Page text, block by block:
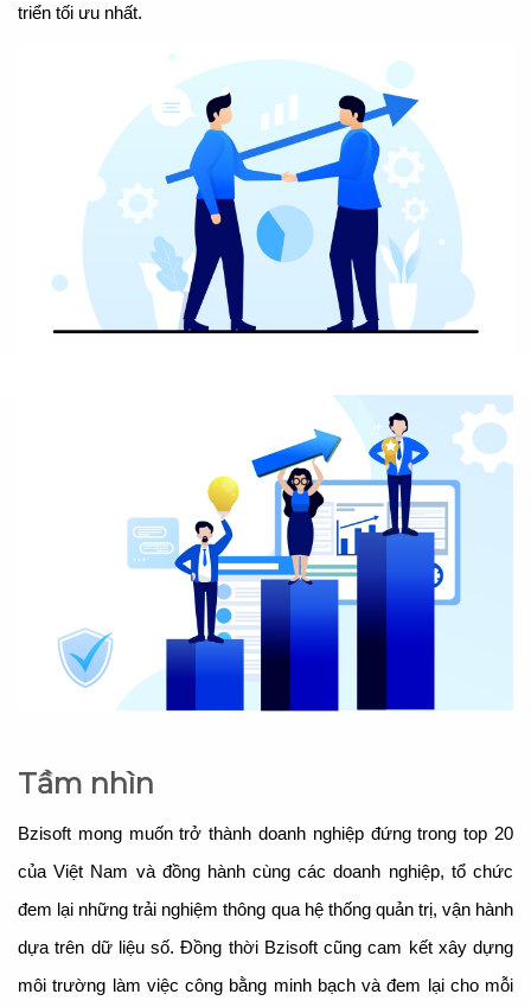
triển tối ưu nhất.
Tầm nhìn
Bzisoft mong muốn trở thành doanh nghiệp đứng trong top 20
của Việt Nam và đồng hành cùng các doanh nghiệp, tổ chức
đem lại những trải nghiệm thông qua hệ thống quản trị, vận hành
dựa trên dữ liệu số. Đồng thời Bzisoft cũng cam kết xây dựng
môi trường làm việc công bằng minh bạch và đem lại cho mỗi